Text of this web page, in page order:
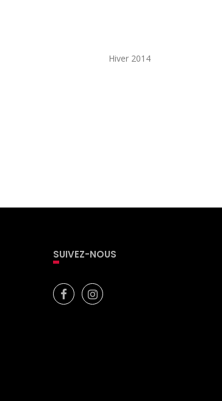
Hiver 2014
SUIVEZ-NOUS